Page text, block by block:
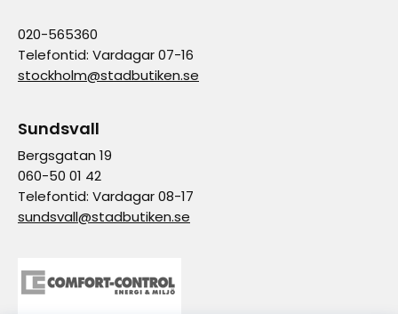
020-565360
Telefontid: Vardagar 07-16
stockholm@stadbutiken.se
Sundsvall
Bergsgatan 19
060-50 01 42
Telefontid: Vardagar 08-17
sundsvall@stadbutiken.se